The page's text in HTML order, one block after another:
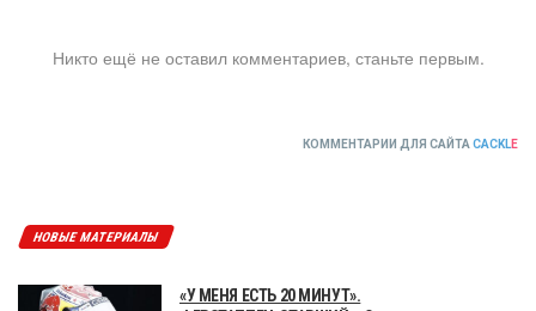
Никто ещё не оставил комментариев, станьте первым.
КОММЕНТАРИИ ДЛЯ САЙТА CACKLE
НОВЫЕ МАТЕРИАЛЫ
«У МЕНЯ ЕСТЬ 20 МИНУТ».